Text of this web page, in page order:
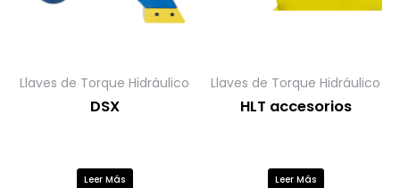
Llaves de Torque Hidráulico
DSX
Leer Más
Llaves de Torque Hidráulico
HLT accesorios
Leer Más